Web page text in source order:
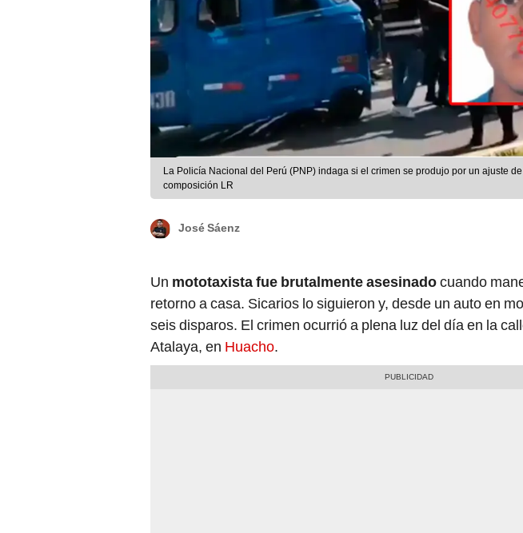
La Policía Nacional del Perú (PNP) indaga si el crimen se produjo por un ajuste
composición LR
José Sáenz
Un mototaxista fue brutalmente asesinadocuando
retorno a casa. Sicarios lo siguieron y, desde un auto en
seis disparos. El crimen ocurrió a plena luz del día en la
Atalaya, en Huacho.